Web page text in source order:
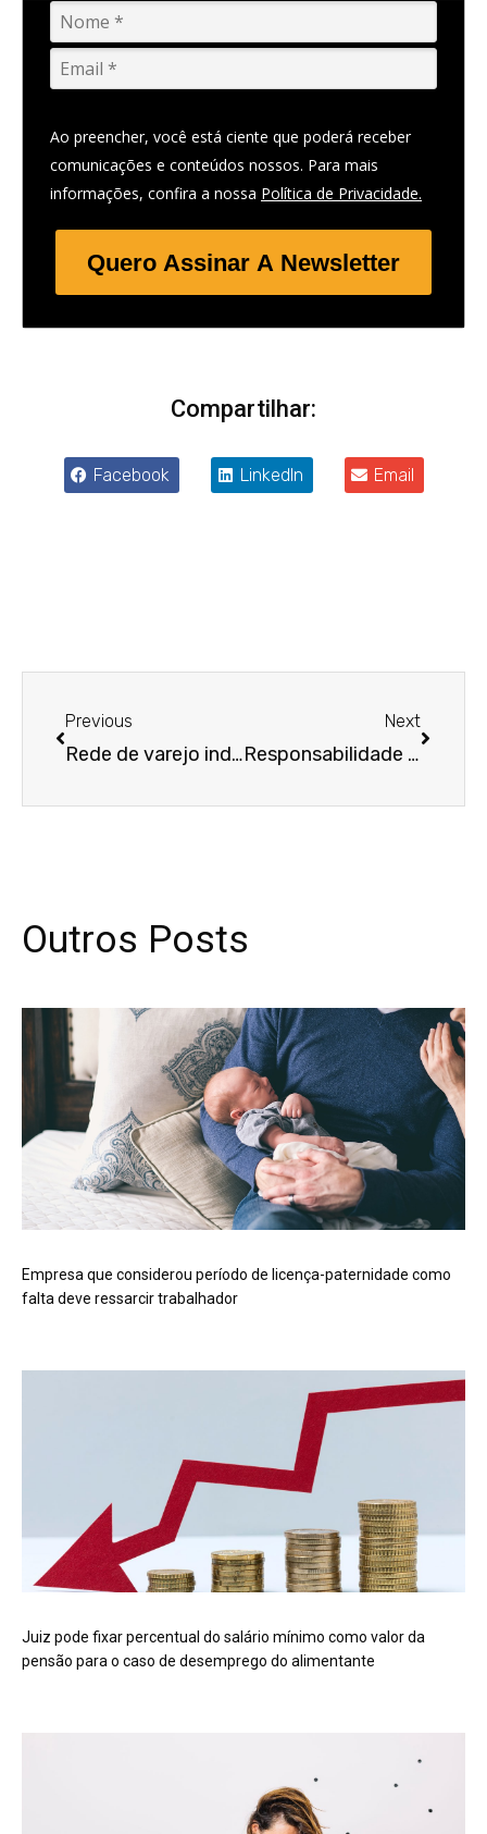
Ao preencher, você está ciente que poderá receber
comunicações e conteúdos nossos. Para mais
informações, confira a nossa Política de Privacidade.
Quero Assinar A Newsletter
Compartilhar:
Facebook LinkedIn Email
Previous
Rede de varejo indenizará motorista que carregava mercadorias de mais de 60kg
Next
Responsabilidade de banco por golpe com uso de conta digital exige demonstração de falta de diligência
Outros Posts
Empresa que considerou período de licença-paternidade como
falta deve ressarcir trabalhador
Juiz pode fixar percentual do salário mínimo como valor da
pensão para o caso de desemprego do alimentante